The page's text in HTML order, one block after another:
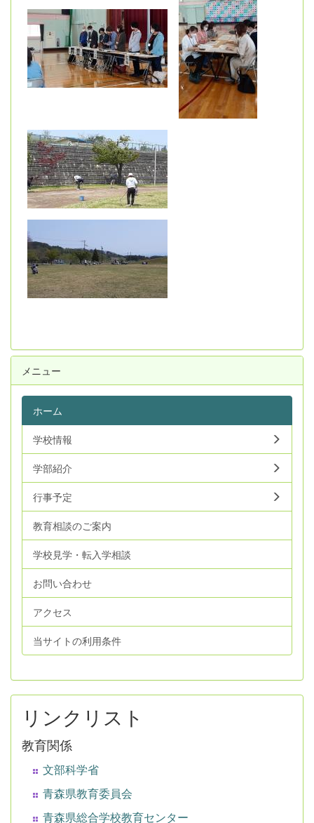
メニュー
ホーム
学校情報
学部紹介
行事予定
教育相談のご案内
学校見学・転入学相談
お問い合わせ
アクセス
当サイトの利用条件
リンクリスト
教育関係
文部科学省
青森県教育委員会
青森県総合学校教育センター